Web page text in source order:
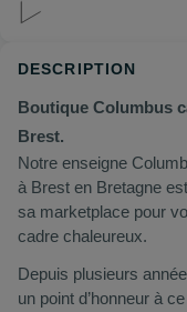
DESCRIPTION
Boutique Columbus
Brest.
Notre enseigne
à Brest en Bretagne
sa marketplace pour
cadre chaleureux.
Depuis plusieurs
un point d’honneur à